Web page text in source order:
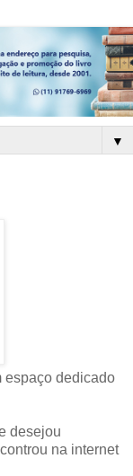
▼
espaço dedicado
desejou
na internet